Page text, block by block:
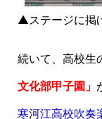
▲ステージに掲
続いて、高校生
文化部甲子園」
寒河江高校吹奏